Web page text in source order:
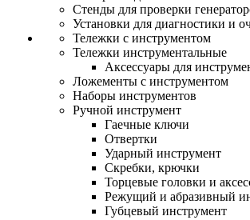
Стенды для проверки
Установки для диагностики и
Тележки с инструментом
Тележки инструментальные
Аксессуары для
Ложементы с инструментом
Наборы инструментов
Ручной инструмент
Гаечные ключи
Отвертки
Ударный инструмент
Скребки, крючки
Торцевые головки и
Режущий и абразивный
Губцевый инструмент